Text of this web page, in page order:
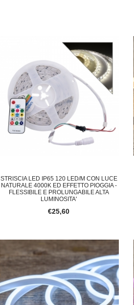
STRISCIA LED IP65 120 LED/M CON LUCE
NATURALE 4000K ED EFFETTO PIOGGIA -
FLESSIBILE E PROLUNGABILE ALTA
LUMINOSITA'
€25,60